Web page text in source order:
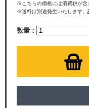
※こちらの価格には消費税が含
※送料は別途発生いたします。
数量：